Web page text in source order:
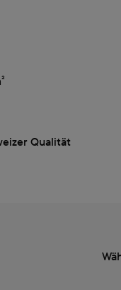
Qualität